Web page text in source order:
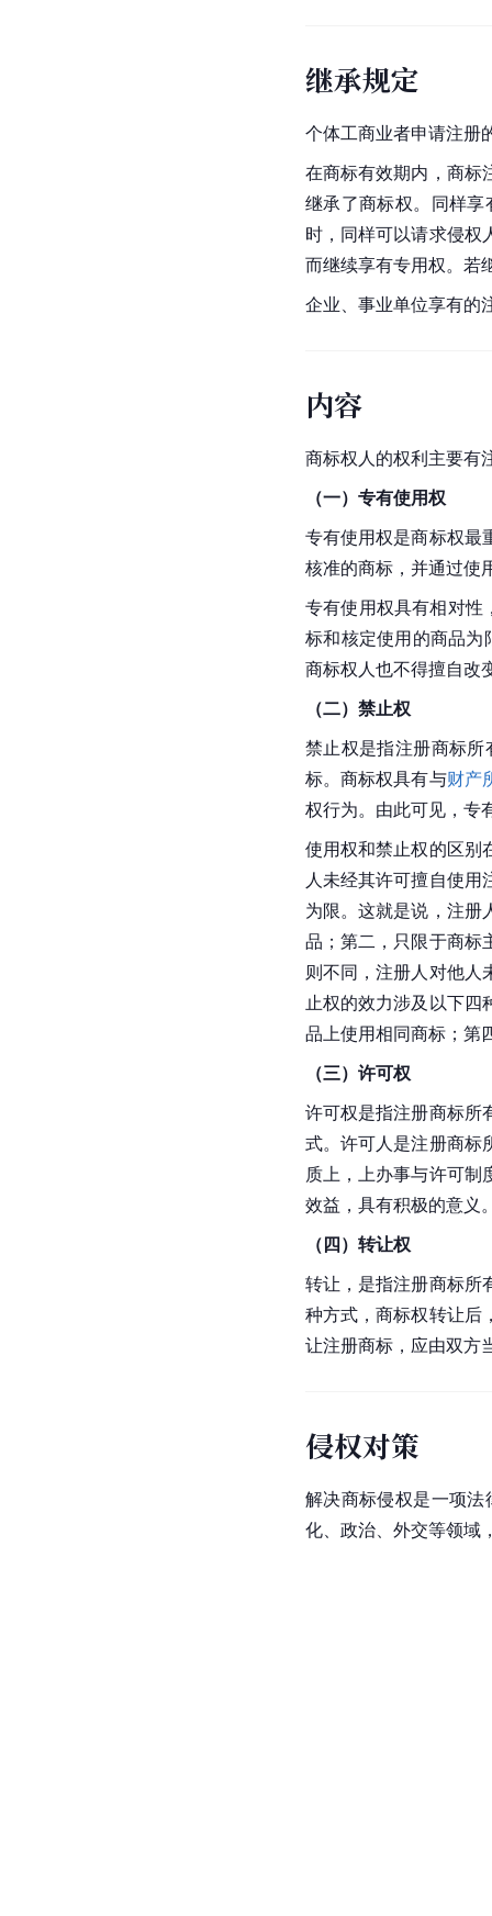
继承规定
个体工商业者申请注册
在商标有效期内，商标
继承了商标权。同样
时，同样可以请求侵权
而继续享有专用权。若
企业、事业单位享有的
内容
商标权人的权利主要有
（一）专有使用权
专有使用权是商标权最
核准的商标，并通过使
专有使用权具有相对性
标和核定使用的商品为
商标权人也不得擅自改
（二）禁止权
禁止权是指注册商标
标。商标权具有与财产
权行为。由此可见，专
使用权和禁止权的区别
人未经其许可擅自使用
为限。这就是说，注册
品；第二，只限于商标
则不同，注册人对他人
止权的效力涉及以下
品上使用相同商标；第
（三）许可权
许可权是指注册商标所
式。许可人是注册商标
质上，上办事与许可制
效益，具有积极的意义
（四）转让权
转让，是指注册商标所
种方式，商标权转让后
让注册商标，应由双方
侵权对策
解决商标侵权是一项
化、政治、外交等领域